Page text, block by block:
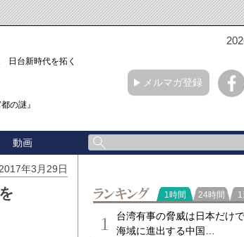
台新時代を拓く「3
の謎』
メルマガ登録
動画
2017年3月29日
ランキン
1時間 24時間
1
台湾有事の脅威は日本だけ
海域に進出する中国…